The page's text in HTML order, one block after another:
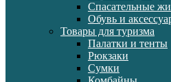
Спасательные
Обувь и
Товары для туризма
Палатки и тенты
Рюкзаки
Сумки